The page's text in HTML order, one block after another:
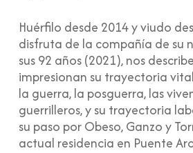
Huérfilo desde 2014 y viudo
disfruta de la compañía de su
sus 92 años (2021), nos
impresionan su trayectoria
la guerra, la posguerra, las
guerrilleros, y su trayectoria
su paso por Obeso, Ganzo y
actual residencia en Puente